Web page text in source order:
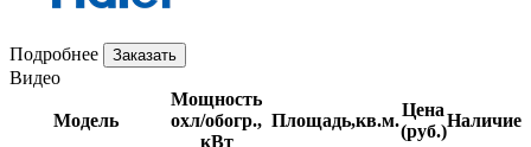
Подробнее Заказать
Видео
Модель
Мощность
охл/обогр.,
кВт
Площадь,кв.м.
Цена
(руб.)
Наличие